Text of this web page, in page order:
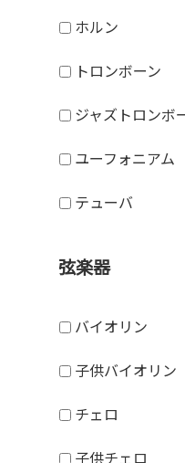
ホルン
トロンボーン
ジャズトロンボ
ユーフォニアム
テューバ
弦楽器
バイオリン
子供バイオリン
チェロ
子供チェロ